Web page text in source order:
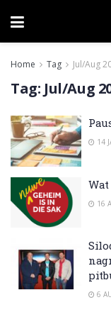
Home Tag Jul/Aug
Tag: Jul/Aug
14
Wat
16
6